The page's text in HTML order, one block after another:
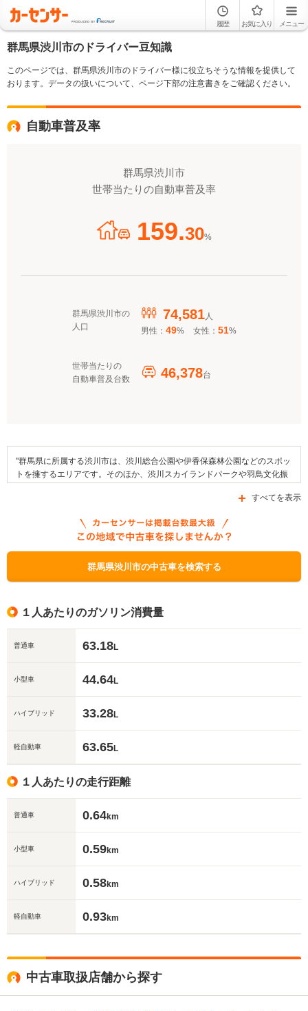
履歴 お気に入り メニュー
群馬県渋川市のドライバー豆知識
このページでは、群馬県渋川市のドライバー様に役立ちそうな情報を提供して
おります。データの扱いについて、ページ下部の注意書きをご確認ください。
自動車普及率
群馬県渋川市
世帯当たりの自動車普及率
159.30%
群馬県渋川市の
人口
74,581人
男性： 49% 女性： 51%
世帯当たりの
自動車普及台数
46,378台
"群馬県に所属する渋川市は、渋川総合公園や伊香保森林公園などのスポッ
トを擁するエリアです。そのほか、渋川スカイランドパークや羽鳥文化振
る行事としては別所観音例祭や宮田不動尊大祭などがあり、日本のまんな
は山芋そばやこんにゃく、ワサビといった名産品があります。交通面では
JR東日本上越線がエリア内に乗り入れているほか、県道36号線や県道70
号線、あるいは県道26号線などの道路が区域内を通っています。なお、こ
の市内に存在する補助金制度としては、「群馬県環境生活保全創造資
すべてを表示
群馬県渋川市の中古車を検索する
１人あたりのガソリン消費量
普通車 63.18L
小型車 44.64L
ハイブリッド 33.28L
軽自動車 63.65L
１人あたりの走行距離
普通車 0.64km
小型車 0.59km
ハイブリッド 0.58km
軽自動車 0.93km
中古車取扱店舗から探す